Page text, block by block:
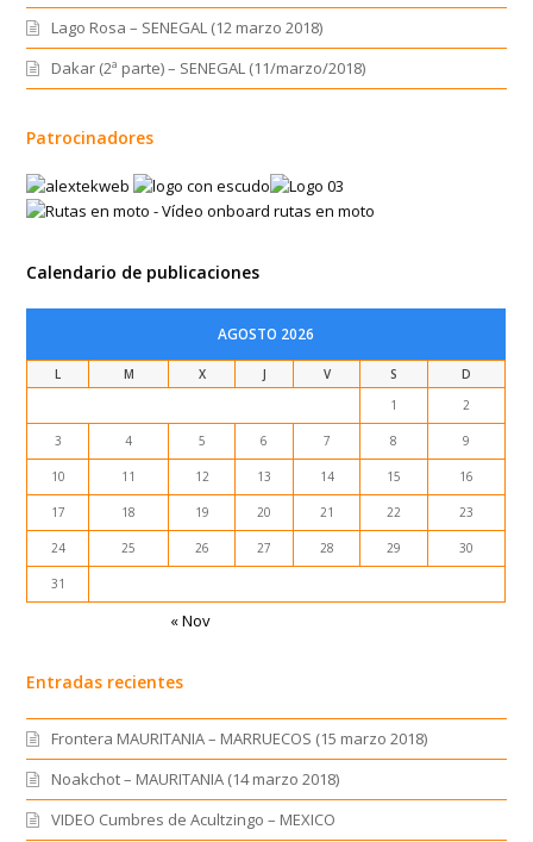
Lago Rosa – SENEGAL (12 marzo 2018)
Dakar (2ª parte) – SENEGAL (11/marzo/2018)
Patrocinadores
Calendario de publicaciones
AGOSTO 2026
L M X J V S
D
1
2
3 4 5 6 7 8 9
10 11 12 13 14 15 16
17 18 19 20 21 22 23
24 25 26 27 28 29 30
31
« Nov
Entradas recientes
Frontera MAURITANIA – MARRUECOS (15 marzo 2018)
Noakchot – MAURITANIA (14 marzo 2018)
VIDEO Cumbres de Acultzingo – MEXICO